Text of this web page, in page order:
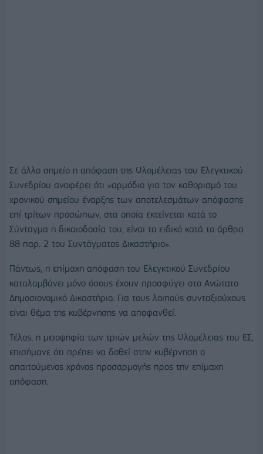
Σε άλλο σημείο η απόφαση της Ολομέλειας του Ελεγκτικού
Συνεδρίου αναφέρει ότι «αρμόδιο για τον καθορισμό του
χρονικού σημείου έναρξης των αποτελεσμάτων απόφασης
επί τρίτων προσώπων, στα οποία εκτείνεται κατά το
Σύνταγμα η δικαιοδοσία του, είναι το ειδικό κατά το άρθρο
88 παρ. 2 του Συντάγματος Δικαστήριο».
Πάντως, η επίμαχη απόφαση του Ελεγκτικού Συνεδρίου
καταλαμβάνει μόνο όσους έχουν προσφύγει στο Ανώτατο
Δημοσιονομικό Δικαστήριο. Για τους λοιπούς συνταξιούχους
είναι θέμα της κυβέρνησης να αποφανθεί.
Τέλος, η μειοψηφία των τριών μελών της Ολομέλειας του ΕΣ,
επισήμανε ότι πρέπει να δοθεί στην κυβέρνηση ο
απαιτούμενος χρόνος προσαρμογής προς την επίμαχη
απόφαση.